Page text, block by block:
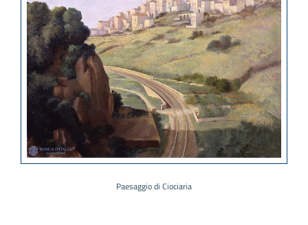
Paesaggio di Ciociaria